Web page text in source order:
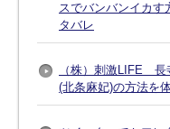
スでバンバンイカす
タバレ
（株）刺激LIFE 長
(北条麻妃)の方法を